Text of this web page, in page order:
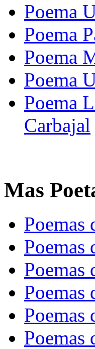
Poema
Poema
Poema
Poema
Poema
Carbajal
Mas
Poemas
Poemas
Poemas
Poemas
Poemas
Poemas